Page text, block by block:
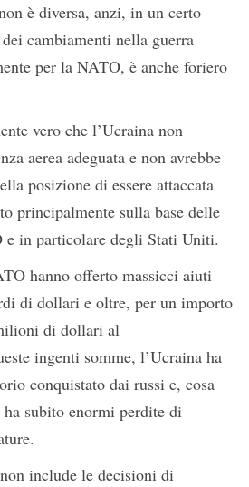
è diversa, anzi, in un certo
cambiamenti nella guerra
per la NATO, è anche foriero
vero che l’Ucraina non
aerea adeguata e non avrebbe
posizione di essere attaccata
principalmente sulla base delle
e in particolare degli Stati Uniti.
hanno offerto massicci aiuti
di dollari e oltre, per un importo
di dollari al
ingenti somme, l’Ucraina ha
conquistato dai russi e, cosa
subito enormi perdite di
include le decisioni di